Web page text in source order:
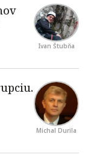
Ivan Štubňa
Michal Durila